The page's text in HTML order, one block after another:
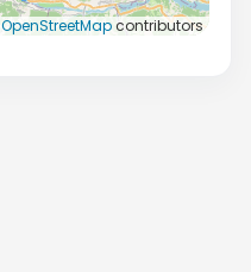
OpenStreetMapcontributors